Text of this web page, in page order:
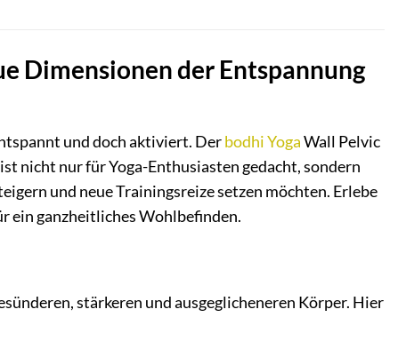
Dimensionen der Entspannung
und doch aktiviert. DerbodhiYogaWall Pelvic
nicht nur für Yoga-Enthusiasten gedacht, sondern
und neue Trainingsreize setzen möchten. Erlebe
ein ganzheitliches Wohlbefinden.
stärkeren und ausgeglicheneren Körper. Hier